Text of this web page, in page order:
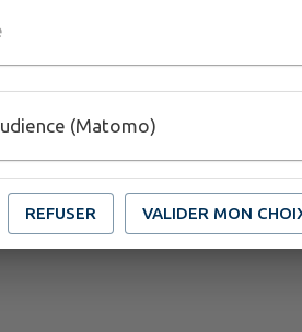
(Matomo)
REFUSER VALIDER MON